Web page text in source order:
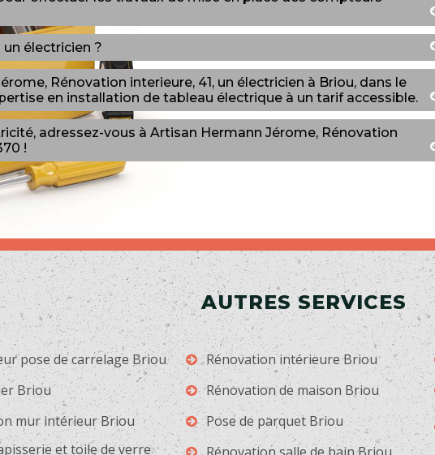
électricien ?
Rénovation interieure, 41, un électricien à Briou, dans le
en installation de tableau électrique à un tarif accessible.
adressez-vous à Artisan Hermann Jérome, Rénovation
!
AUTRES SERVICES
pose de carrelage Briou
Briou
mur intérieur Briou
et toile de verre
Rénovation intérieure Briou
Rénovation de maison Briou
Pose de parquet Briou